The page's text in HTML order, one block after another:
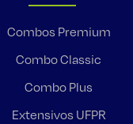
Combos Premium
Combo Classic
Combo Plus
Extensivos UFPR